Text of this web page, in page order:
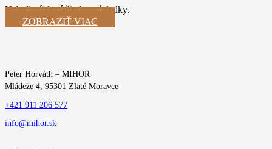
Neboli nájdené žiadne výsledky.
ZOBRAZIŤ VIAC
Peter Horváth – MIHOR
Mládeže 4, 95301 Zlaté Moravce
+421 911 206 577
info@mihor.sk